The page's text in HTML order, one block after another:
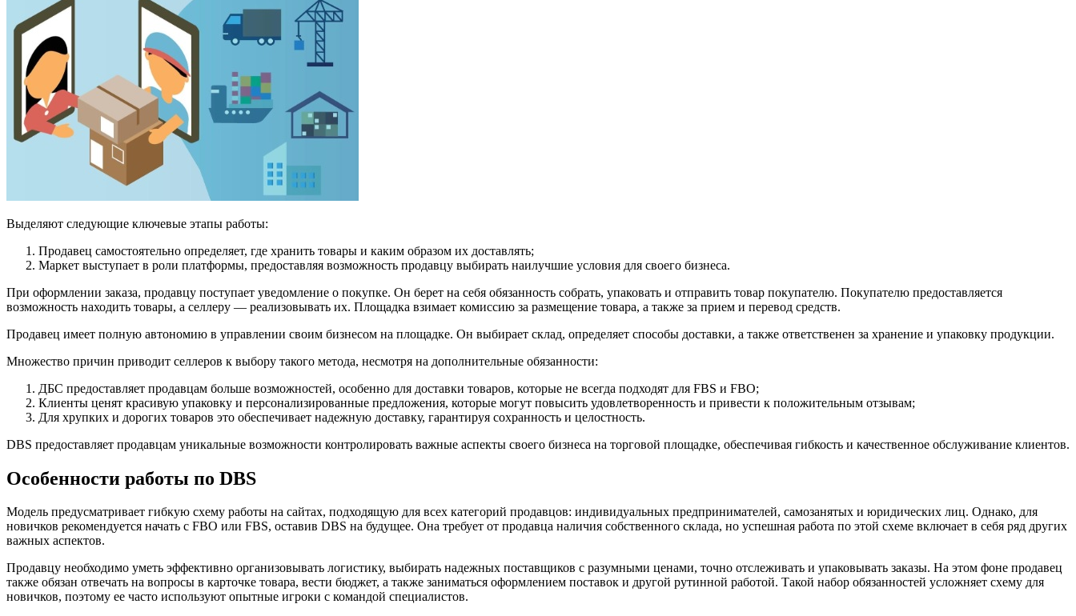
Выделяют следующие ключевые этапы работы:
Продавец самостоятельно определяет, где хранить товары и каким образом их доставлять;
Маркет выступает в роли платформы, предоставляя возможность продавцу выбирать наилучшие условия для своего бизнеса.
При оформлении заказа, продавцу поступает уведомление о покупке. Он берет на себя обязанность собрать, упаковать и отправить товар покупателю. Покупателю предоставляется
возможность находить товары, а селлеру — реализовывать их. Площадка взимает комиссию за размещение товара, а также за прием и перевод средств.
Продавец имеет полную автономию в управлении своим бизнесом на площадке. Он выбирает склад, определяет способы доставки, а также ответственен за хранение и упаковку продукции.
Множество причин приводит селлеров к выбору такого метода, несмотря на дополнительные обязанности:
ДБС предоставляет продавцам больше возможностей, особенно для доставки товаров, которые не всегда подходят для FBS и FBO;
Клиенты ценят красивую упаковку и персонализированные предложения, которые могут повысить удовлетворенность и привести к положительным отзывам;
Для хрупких и дорогих товаров это обеспечивает надежную доставку, гарантируя сохранность и целостность.
DBS предоставляет продавцам уникальные возможности контролировать важные аспекты своего бизнеса на торговой площадке, обеспечивая гибкость и качественное обслуживание клиентов.
Особенности работы по DBS
Модель предусматривает гибкую схему работы на сайтах, подходящую для всех категорий продавцов: индивидуальных предпринимателей, самозанятых и юридических лиц. Однако, для
новичков рекомендуется начать с FBO или FBS, оставив DBS на будущее. Она требует от продавца наличия собственного склада, но успешная работа по этой схеме включает в себя ряд других
важных аспектов.
Продавцу необходимо уметь эффективно организовывать логистику, выбирать надежных поставщиков с разумными ценами, точно отслеживать и упаковывать заказы. На этом фоне продавец
также обязан отвечать на вопросы в карточке товара, вести бюджет, а также заниматься оформлением поставок и другой рутинной работой. Такой набор обязанностей усложняет схему для
новичков, поэтому ее часто используют опытные игроки с командой специалистов.